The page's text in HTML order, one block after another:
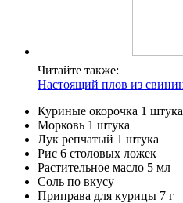
Читайте также:
Настоящий плов из
Куриные окорочка 1 штука
Морковь 1 штука
Лук репчатый 1 штука
Рис 6 столовых ложек
Растительное масло 5 мл
Соль по вкусу
Приправа для курицы 7 г